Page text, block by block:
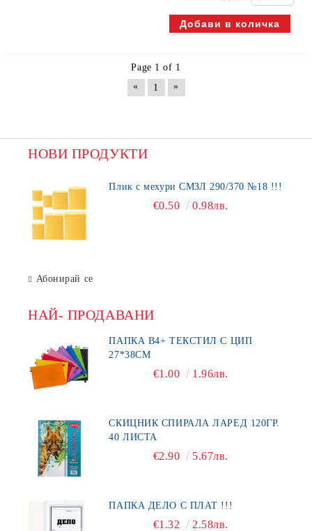
Page 1 of 1
«
1 »
НОВИ ПРОДУКТИ
Плик с мехури СМЗЛ 290/370 №18 !!!
€0.50 0.98лв.
Абонирай се
НАЙ- ПРОДАВАНИ
ПАПКА В4+ ТЕКСТИЛ С ЦИП
27*38СМ
€1.00 1.96лв.
СКИЦНИК СПИРАЛА ЛАРЕД 120ГР.
40 ЛИСТА
€2.90 5.67лв.
ПАПКА ДЕЛО С ПЛАТ !!!
€1.32 2.58лв.